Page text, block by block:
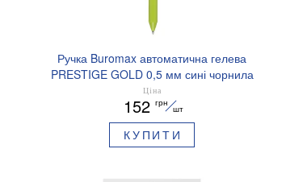
Ручка Buromax автоматична гелева
PRESTIGE GOLD 0,5 мм сині чорнила
BM.83101
Ціна
152 грн
шт
КУПИТИ